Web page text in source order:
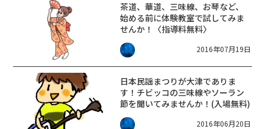
茶道、華道、三味線、お琴など、
始める前に体験教室で試してみま
せんか！〈指導料無料〉
2016年07月19日
日本民謡まつりが大津でありま
す！チビッコの三味線やソーラン
節を聞いてみませんか！(入場無料)
2016年06月20日